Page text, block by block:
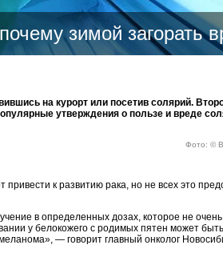
зимой загорать
на курорт или посетив солярий.
утверждения о пользе и вреде
Фото: ©
к развитию рака, но не всех это
в определенных дозах, которое не
у белокожего с родимых пятен может
— говорит главный онколог